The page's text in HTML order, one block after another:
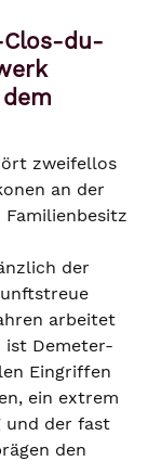
Clos-du-
zweifellos
an der
Familienbesitz
der
arbeitet
ist Demeter-
Eingriffen
ein extrem
und der fast
den